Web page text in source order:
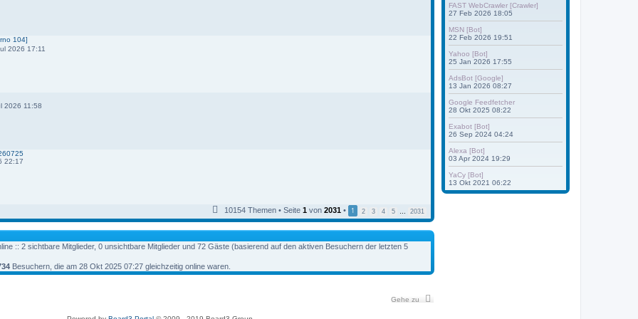
104]
2026 17:11
2026 11:58
22:17
10154 Themen • Seite 1 von 2031 • 1 2 3 4 5 … 2031
:: 2 sichtbare Mitglieder, 0 unsichtbare Mitglieder und 72 Gäste (basierend auf den aktiven Besuchern der letzten 5
Besuchern, die am 28 Okt 2025 07:27 gleichzeitig online waren.
Gehe zu
FAST WebCrawler [Crawler]
27 Feb 2026 18:05
MSN [Bot]
22 Feb 2026 19:51
Yahoo [Bot]
25 Jan 2026 17:55
AdsBot [Google]
13 Jan 2026 08:27
Google Feedfetcher
28 Okt 2025 08:22
Exabot [Bot]
26 Sep 2024 04:24
Alexa [Bot]
03 Apr 2024 19:29
YaCy [Bot]
13 Okt 2021 06:22